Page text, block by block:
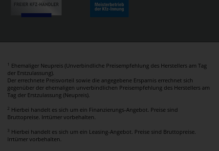
1 Ehemaliger Neupreis (Unverbindliche Preisempfehlung des Herstellers am Tag
der Erstzulassung).
Der errechnete Preisvorteil sowie die angegebene Ersparnis errechnet sich
gegenüber der ehemaligen unverbindlichen Preisempfehlung des Herstellers am
Tag der Erstzulassung (Neupreis).
2 Hierbei handelt es sich um ein Finanzierungs-Angebot. Preise sind
Bruttopreise. Irrtümer vorbehalten.
3 Hierbei handelt es sich um ein Leasing-Angebot. Preise sind Bruttopreise.
Irrtümer vorbehalten.